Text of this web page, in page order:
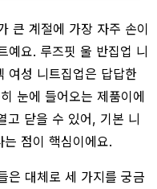
큰 계절에 가장 자주 손이
예요. 루즈핏 울 반집업 니
여성 니트집업은 답답한
눈에 들어오는 제품이에
고 닫을 수 있어, 기본 니
점이 핵심이에요.
은 대체로 세 가지를 궁금